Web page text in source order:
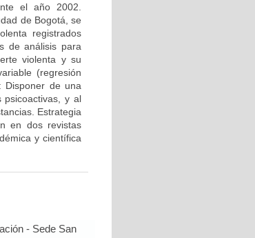
el año 2002.
de Bogotá, se
registrados
de análisis para
violenta y su
(regresión
Disponer de una
psicoactivas, y al
Estrategia
en dos revistas
y científica
- Sede San